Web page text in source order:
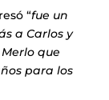
“fue un
a Carlos y
que
para los